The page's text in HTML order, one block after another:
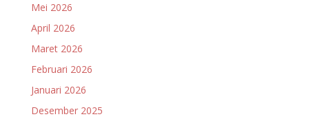
Mei 2026
April 2026
Maret 2026
Februari 2026
Januari 2026
Desember 2025